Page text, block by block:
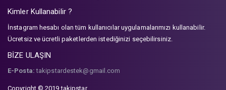
Kimler Kullanabilir ?
İnstagram hesabı olan tüm kullanıcılar uygulamalarımızı kullanabilir.
Ücretsiz ve ücretli paketlerden istediğinizi seçebilirsiniz.
BİZE ULAŞIN
E-Posta: takipstardestek@gmail.com
Copyright © 2019 takipstar.